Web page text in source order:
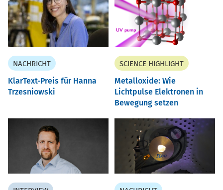
NACHRICHT
KlarText-Preis für Hanna
Trzesniowski
SCIENCE HIGHLIGHT
Metalloxide: Wie
Lichtpulse Elektronen in
Bewegung setzen